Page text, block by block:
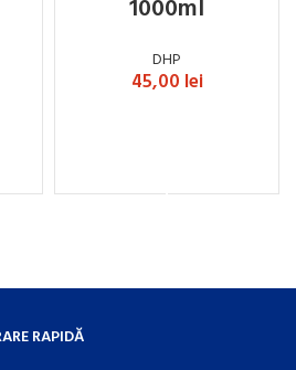
1000ml
DHP
45,00 lei
RAPIDĂ